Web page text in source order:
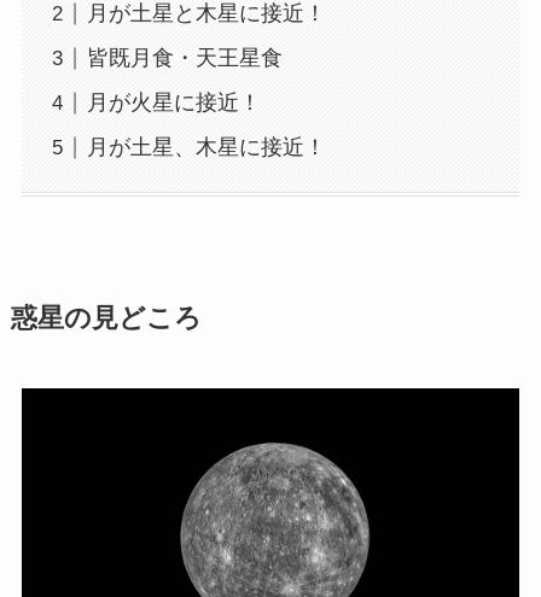
月が土星と木星に接近！
皆既月食・天王星食
月が火星に接近！
月が土星、木星に接近！
惑星の見どころ